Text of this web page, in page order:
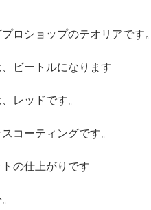
ロショップのテオリアです。
ビートルになります
レッドです。
コーティングです。
の仕上がりです